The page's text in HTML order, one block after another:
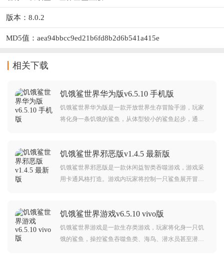
版本：8.0.2
MD5值：aea94bbcc9ed21b6fd8b2d6b541a415e
相关下载
饥饿鲨世界华为版v6.5.10 手机版
饥饿鲨世界华为版是一款开放世界生存冒险手游，玩家
将化身一条饥饿的鲨鱼，从体型较小的鲨鱼起步，通过
洋中捕食猎物、不断进化，最终成为海洋霸主‌。
饥饿鲨世界邪恶版v1.4.5 最新版
饥饿鲨世界邪恶版是一款休闲益智类吞噬游戏，游戏采
用卡通风格打造。游戏内玩家将控制一只鲨鱼展开冒
要错过，欢迎大家在本站下载游玩。
饥饿鲨世界游戏v6.5.10 vivo版
饥饿鲨世界游戏是一款生存类游戏，玩家将化身一只饥
饿的鲨鱼，操控鲨鱼吞噬鱼类、海鸟、潜水员甚至潜艇